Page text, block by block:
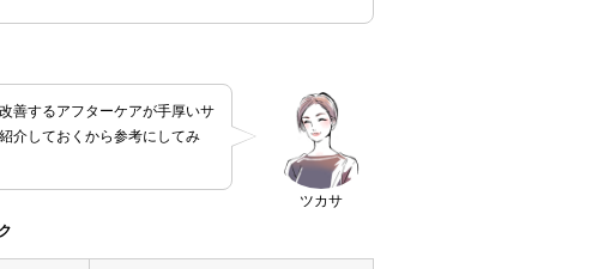
ツカサ
善するアフターケアが手厚いサ
介しておくから参考にしてみ